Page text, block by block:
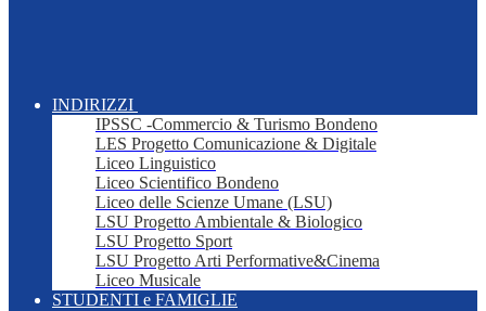
INDIRIZZI
IPSSC -Commercio & Turismo Bondeno
LES Progetto Comunicazione & Digitale
Liceo Linguistico
Liceo Scientifico Bondeno
Liceo delle Scienze Umane (LSU)
LSU Progetto Ambientale & Biologico
LSU Progetto Sport
LSU Progetto Arti Performative&Cinema
Liceo Musicale
STUDENTI e FAMIGLIE